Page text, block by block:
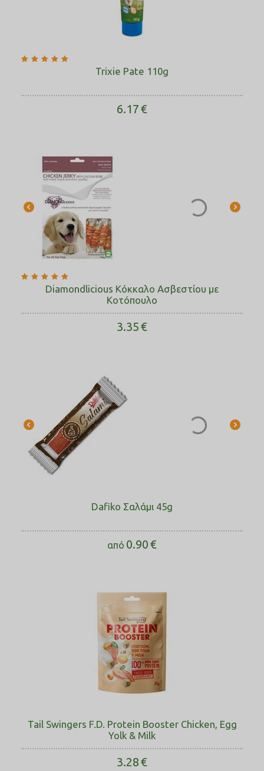
Trixie Pate 110g
6.17€
Diamondlicious Κόκκαλο Ασβεστίου με
Κοτόπουλο
3.35€
Dafiko Σαλάμι 45g
από 0.90€
Tail Swingers F.D. Protein Booster Chicken, Egg
Yolk & Milk
3.28€